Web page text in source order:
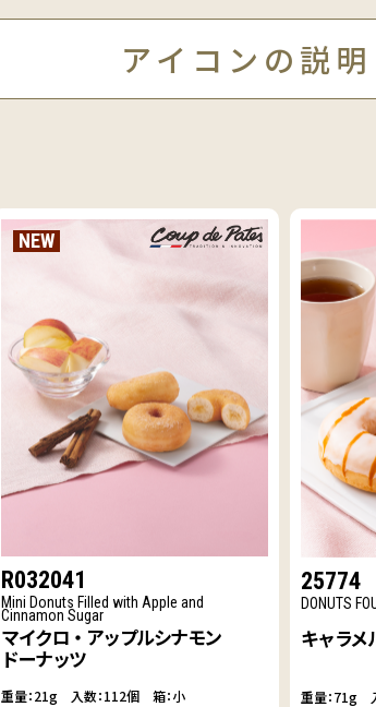
アイコンの説明
R032041
Mini Donuts Filled with Apple and
Cinnamon Sugar
マイクロ・アップルシナモン
ドーナッツ
重量：21g 入数：112個 箱：小
NEW
25774
DONUTS
キャラメ
重量：71g